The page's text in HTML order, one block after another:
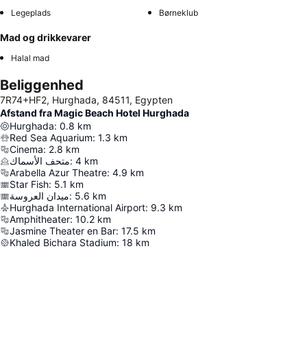
Legeplads Børneklub
Mad og drikkevarer
Halal mad
Beliggenhed
7R74+HF2, Hurghada, 84511, Egypten
Afstand fra Magic Beach Hotel Hurghada
Hurghada: 0.8 km
Red Sea Aquarium: 1.3 km
Cinema: 2.8 km
متحف الأسماك: 4 km
Arabella Azur Theatre: 4.9 km
Star Fish: 5.1 km
ميدان العروسة: 5.6 km
Hurghada International Airport: 9.3 km
Amphitheater: 10.2 km
Jasmine Theater en Bar: 17.5 km
Khaled Bichara Stadium: 18 km